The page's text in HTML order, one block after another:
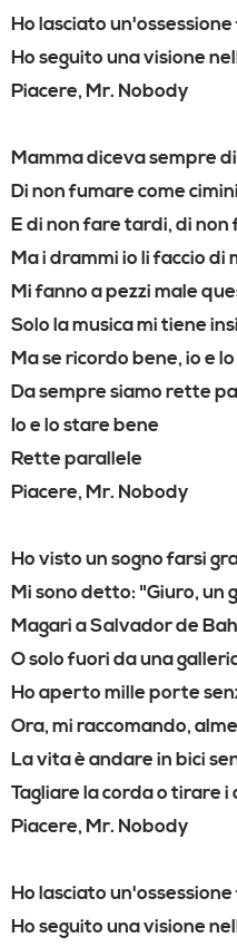
Ho lasciato
Ho seguito una visione
Piacere, Mr. Nobody
Mamma diceva sempre
Di non fumare come
E di non fare tardi, di
Ma i drammi io li faccio di
Mi fanno a pezzi male
Solo la musica mi tiene
Ma se ricordo bene, io e
Da sempre siamo rette
Io e lo stare bene
Rette parallele
Piacere, Mr. Nobody
Ho visto un sogno farsi
Mi sono detto: "Giuro, un
Magari a Salvador de
O solo fuori da una
Ho aperto mille porte
Ora, mi raccomando,
La vita è andare in bici
Tagliare la corda o tirare i
Piacere, Mr. Nobody
Ho lasciato
Ho seguito una visione